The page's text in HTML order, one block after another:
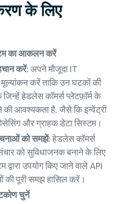
के लिए
का आकलन करें
करें: अपने मौजूदा IT
करें ताकि उन घटकों की
हेडलेस कॉमर्स प्लेटफ़ॉर्म के
आवश्यकता है, जैसे कि इन्वेंट्री
और ग्राहक डेटा सिस्टम।
को समझें:हेडलेस कॉमर्स
को सुविधाजनक बनाने के लिए
द्वारा उपयोग किए जाने वाले API
पूरी समझ हासिल करें।
चुनें